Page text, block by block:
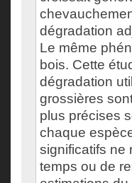
dégradation
Le même
bois. Cette
dégradation
grossières
plus précises
chaque
significatifs ne
temps ou de